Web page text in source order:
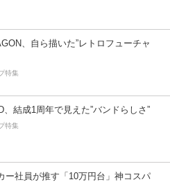
、自ら描いた”レトロフューチャ
特集
、結成1周年で見えた”バンドらしさ”
特集
ー社員が推す「10万円台」神コスパ